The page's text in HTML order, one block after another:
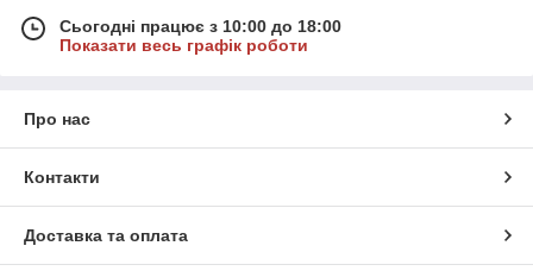
Сьогодні працює з 10:00 до 18:00
Показати весь графік роботи
Про нас
Контакти
Доставка та оплата